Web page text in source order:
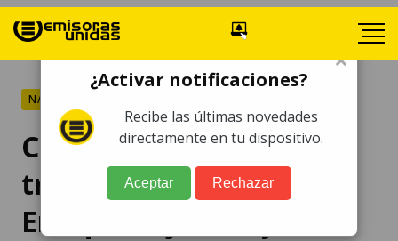
NACIONALES
Covial explica avance de
trabajos en puente
Enrique Tejada Wyld
×
¿Activar notificaciones?
Recibe las últimas novedades
directamente en tu dispositivo.
Aceptar Rechazar